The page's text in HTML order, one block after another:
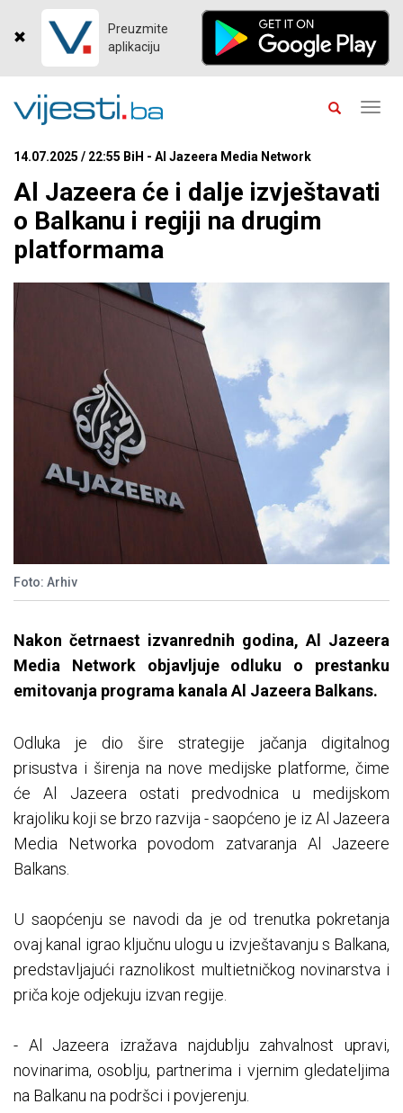
Preuzmite
aplikaciju
14.07.2025 / 22:55 BiH - Al Jazeera Media Network
Al Jazeera će i dalje izvještavati
o Balkanu i regiji na drugim
platformama
Foto: Arhiv
Nakon četrnaest izvanrednih godina, Al Jazeera
Media Network objavljuje odluku o prestanku
emitovanja programa kanala Al Jazeera Balkans.
Odluka je dio šire strategije jačanja digitalnog
prisustva i širenja na nove medijske platforme, čime
će Al Jazeera ostati predvodnica u medijskom
krajoliku koji se brzo razvija - saopćeno je iz Al Jazeera
Media Networka povodom zatvaranja Al Jazeere
Balkans.
U saopćenju se navodi da je od trenutka pokretanja
ovaj kanal igrao ključnu ulogu u izvještavanju s Balkana,
predstavljajući raznolikost multietničkog novinarstva i
priča koje odjekuju izvan regije.
- Al Jazeera izražava najdublju zahvalnost upravi,
novinarima, osoblju, partnerima i vjernim gledateljima
na Balkanu na podršci i povjerenju.